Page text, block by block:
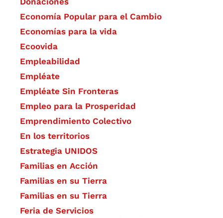
Economía Popular para el Cambio
Economías para la vida
Ecoovida
Empleabilidad
Empléate
Empléate Sin Fronteras
Empleo para la Prosperidad
Emprendimiento Colectivo
En los territorios
Estrategia UNIDOS
Familias en Acción
Familias en su Tierra
Familias en su Tierra
Feria de Servicios